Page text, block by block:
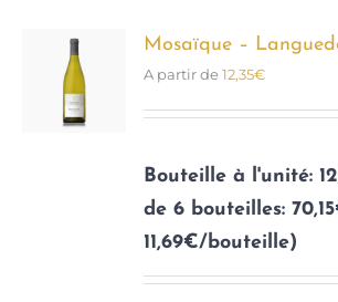
options
la
du
produit
Mosaïque –
A partir de12,35€
Bouteille à l'unité:
de 6 bouteilles:
11,69€/bouteille)